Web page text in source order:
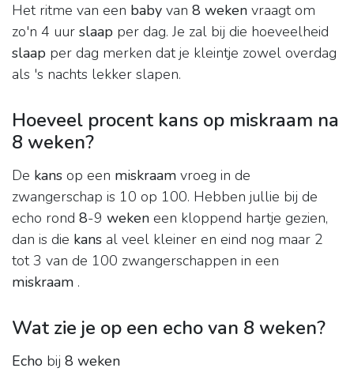
Het ritme van een baby van 8 weken vraagt om
zo'n 4 uur slaap per dag. Je zal bij die hoeveelheid
slaap per dag merken dat je kleintje zowel overdag
als 's nachts lekker slapen.
Hoeveel procent kans op miskraam na
8 weken?
De kans op een miskraam vroeg in de
zwangerschap is 10 op 100. Hebben jullie bij de
echo rond 8-9 weken een kloppend hartje gezien,
dan is die kans al veel kleiner en eind nog maar 2
tot 3 van de 100 zwangerschappen in een
miskraam .
Wat zie je op een echo van 8 weken?
Echo bij 8 weken